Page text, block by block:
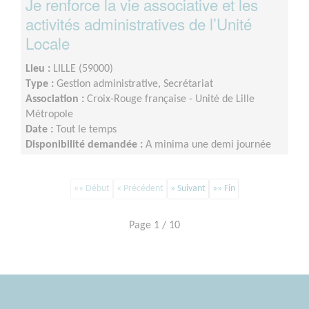
Je renforce la vie associative et les
activités administratives de l’Unité
Locale
Lieu : LILLE (59000)
Type : Gestion administrative, Secrétariat
Association : Croix-Rouge française - Unité de Lille
Métropole
Date : Tout le temps
Disponibilité demandée : A minima une demi journée
«« Début « Précédent » Suivant »» Fin
Page 1 / 10